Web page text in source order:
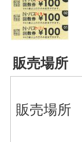
販売場所
販売場所